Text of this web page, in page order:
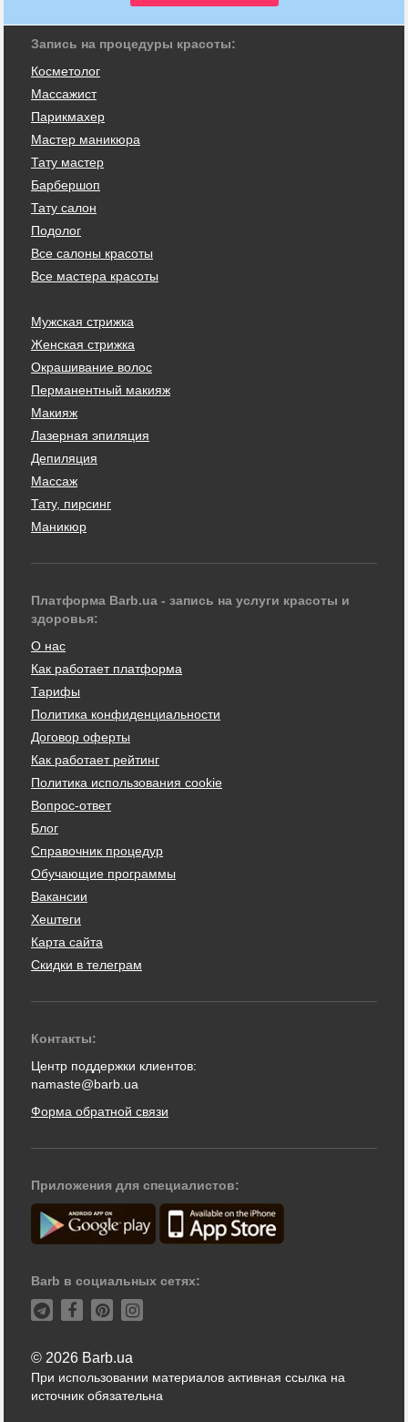
Запись на процедуры красоты:
Косметолог
Массажист
Парикмахер
Мастер маникюра
Тату мастер
Барбершоп
Тату салон
Подолог
Все салоны красоты
Все мастера красоты
Мужская стрижка
Женская стрижка
Окрашивание волос
Перманентный макияж
Макияж
Лазерная эпиляция
Депиляция
Массаж
Тату, пирсинг
Маникюр
Платформа Barb.ua - запись на услуги красоты и
здоровья:
О нас
Как работает платформа
Тарифы
Политика конфиденциальности
Договор оферты
Как работает рейтинг
Политика использования cookie
Вопрос-ответ
Блог
Справочник процедур
Обучающие программы
Вакансии
Хештеги
Карта сайта
Скидки в телеграм
Контакты:
Центр поддержки клиентов:
namaste@barb.ua
Форма обратной связи
Приложения для специалистов:
Barb в социальных сетях:
© 2026 Barb.ua
При использовании материалов активная ссылка на
источник обязательна